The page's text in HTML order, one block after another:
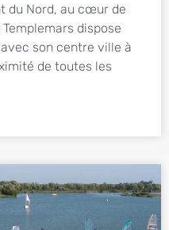
du Nord, au cœur de
dispose
son centre ville à
de toutes les